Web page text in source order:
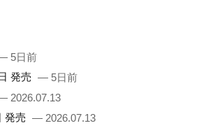
5日前
発売 — 5日前
2026.07.13
発売 — 2026.07.13